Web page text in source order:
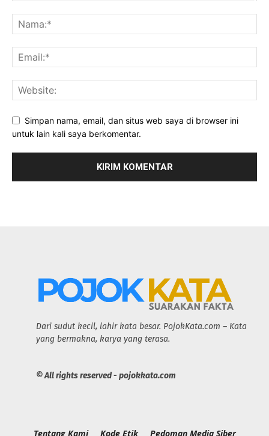
Simpan nama, email, dan situs web saya di browser ini
untuk lain kali saya berkomentar.
Dari sudut kecil, lahir kata besar. PojokKata.com – Kata
yang bermakna, karya yang terasa.
© All rights reserved - pojokkata.com
Tentang Kami Kode Etik Pedoman Media Siber